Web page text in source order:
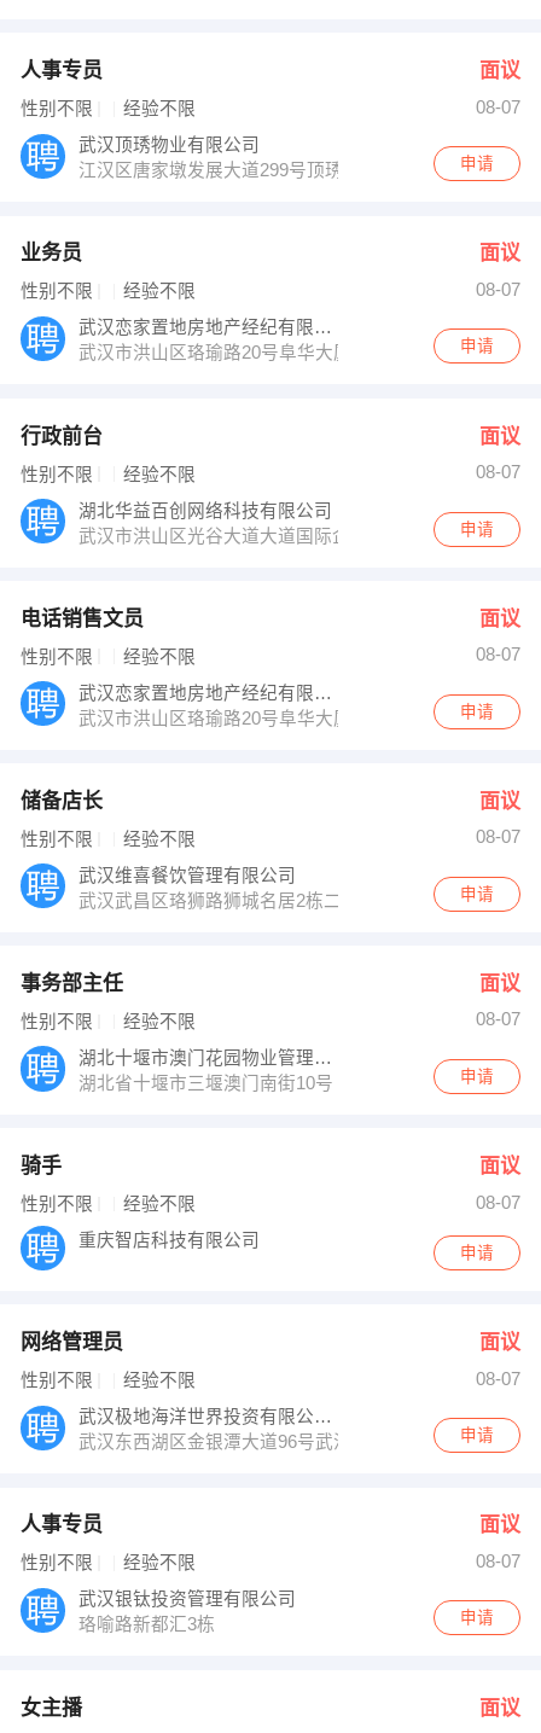
人事专员 面议
性别不限 经验不限
08-07
武汉顶琇物业有限公司
江汉区唐家墩发展大道299号顶琇物业办公室
申请
业务员 面议
性别不限 经验不限
08-07
武汉恋家置地房地产经纪有限公司
武汉市洪山区珞瑜路20号阜华大厦B座30层3003申请
行政前台 面议
性别不限 经验不限
08-07
湖北华益百创网络科技有限公司
武汉市洪山区光谷大道大道国际企业中心三期锦丰楼C栋
申请
电话销售文员 面议
性别不限 经验不限
08-07
武汉恋家置地房地产经纪有限公司
武汉市洪山区珞瑜路20号阜华大厦B座30层3003申请
储备店长 面议
性别不限 经验不限
08-07
武汉维喜餐饮管理有限公司
武汉武昌区珞狮路狮城名居2栋二单元803室
申请
事务部主任 面议
性别不限 经验不限
08-07
湖北十堰市澳门花园物业管理有限公司
湖北省十堰市三堰澳门南街10号
申请
骑手 面议
性别不限 经验不限
08-07
重庆智店科技有限公司
申请
网络管理员 面议
性别不限 经验不限
08-07
武汉极地海洋世界投资有限公司管理分公司
武汉东西湖区金银潭大道96号武汉极地海洋世界申请
人事专员 面议
性别不限 经验不限
08-07
武汉银钛投资管理有限公司
珞喻路新都汇3栋
申请
女主播 面议